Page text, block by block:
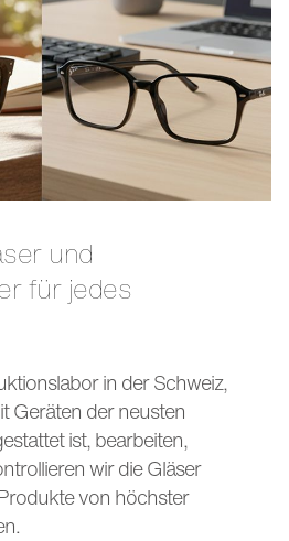
für jedes
in der Schweiz,
Geräten der neusten
ist, bearbeiten,
wir die Gläser
von höchster